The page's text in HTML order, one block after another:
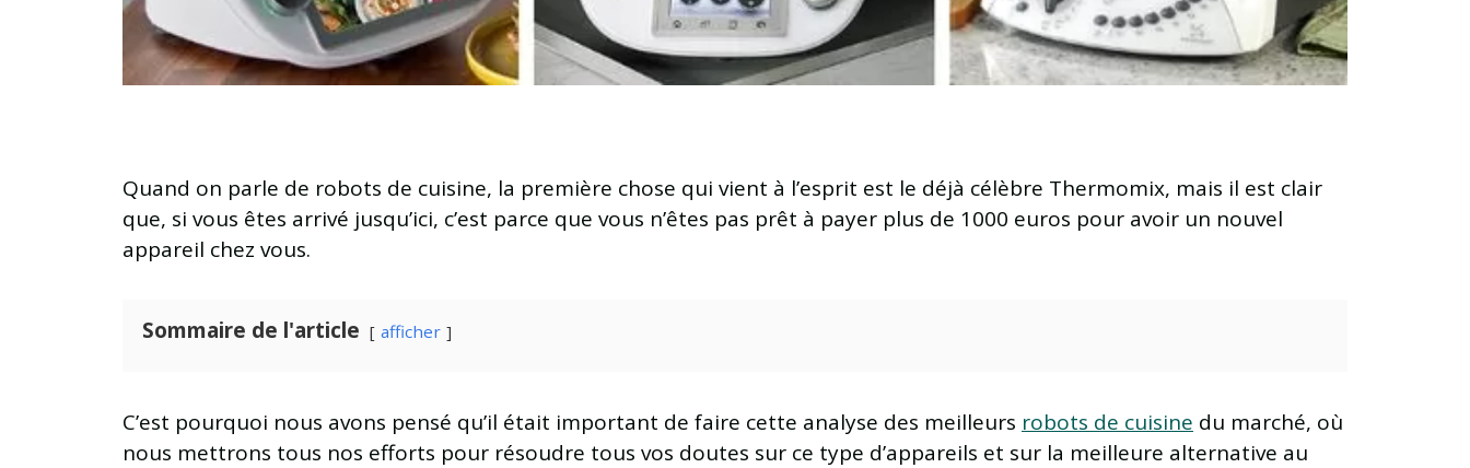
Quand on parle de robots de cuisine, la première chose qui vient à l’esprit est le déjà célèbre Thermomix, mais il est clair
que, si vous êtes arrivé jusqu’ici, c’est parce que vous n’êtes pas prêt à payer plus de 1000 euros pour avoir un nouvel
appareil chez vous.
Sommaire de l'article afficher
C’est pourquoi nous avons pensé qu’il était important de faire cette analyse des meilleurs robots de cuisine du marché, où
nous mettrons tous nos efforts pour résoudre tous vos doutes sur ce type d’appareils et sur la meilleure alternative au